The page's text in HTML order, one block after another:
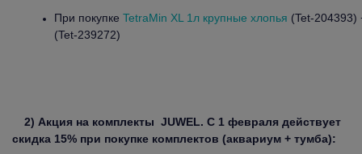
При покупке TetraMin XL 1л крупные хлопья (Tet-204393)
(Tet-239272)
2) Акция на комплекты JUWEL. С 1 февраля действует
скидка 15% при покупке комплектов (аквариум + тумба):